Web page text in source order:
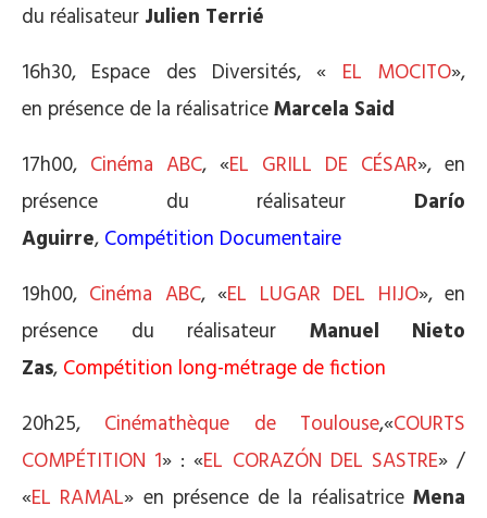
du réalisateur Julien Terrié
16h30, Espace des Diversités, « EL MOCITO»,
en présence de la réalisatriceMarcela Said
17h00, Cinéma ABC, «EL GRILL DE CÉSAR», en
présence du réalisateur Darío
Aguirre, Compétition Documentaire
19h00, Cinéma ABC, «EL LUGAR DEL HIJO», en
présence du réalisateur Manuel Nieto
Zas, Compétition long-métrage de fiction
20h25, Cinémathèque de Toulouse,«COURTS
COMPÉTITION 1» : «EL CORAZÓN DEL SASTRE» /
«EL RAMAL» en présence de la réalisatriceMena